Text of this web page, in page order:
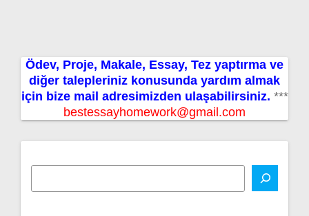
Ödev, Proje, Makale, Essay, Tez yaptırma ve
diğer talepleriniz konusunda yardım almak
için bize mail adresimizden ulaşabilirsiniz. ***
bestessayhomework@gmail.com